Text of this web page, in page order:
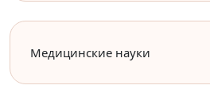
Медицинские науки